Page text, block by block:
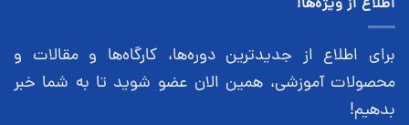
اطلاع از ویژه‌ها!
برای اطلاع از جدیدترین دوره‌ها، کارگاه‌ها و مقالات و
محصولات آموزشی، همین الان عضو شوید تا به شما خبر
بدهیم!